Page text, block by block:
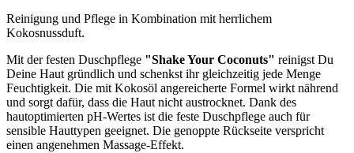
Reinigung und Pflege in Kombination mit herrlichem
Kokosnussduft.
Mit der festen Duschpflege "Shake Your Coconuts" reinigst Du
Deine Haut gründlich und schenkst ihr gleichzeitig jede Menge
Feuchtigkeit. Die mit Kokosöl angereicherte Formel wirkt nährend
und sorgt dafür, dass die Haut nicht austrocknet. Dank des
hautoptimierten pH-Wertes ist die feste Duschpflege auch für
sensible Hauttypen geeignet. Die genoppte Rückseite verspricht
einen angenehmen Massage-Effekt.